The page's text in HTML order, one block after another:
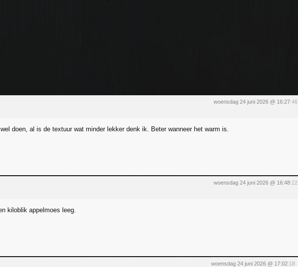
woensdag 24 juni 2026 @ 16:27:46
doen, al is de textuur wat minder lekker denk ik. Beter wanneer het warm is.
woensdag 24 juni 2026 @ 16:48:22
kiloblik appelmoes leeg.
woensdag 24 juni 2026 @ 17:02:18